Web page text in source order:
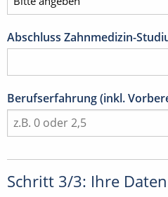
Abschluss Zahnmedizin-
Berufserfahrung (inkl.
Schritt 3/3: Ihre Daten